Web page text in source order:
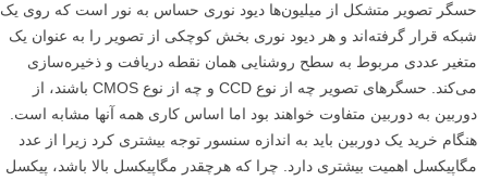
حسگر تصویر متشکل از میلیون‌ها دیود نوری حساس به نور است که روی یک
شبکه قرار گرفته‌اند و هر دیود نوری بخش کوچکی از تصویر را به عنوان یک
متغیر عددی مربوط به سطح روشنایی همان نقطه دریافت و ذخیره‌سازی
می‌کند. حسگرهای تصویر چه از نوع CCD و چه از نوع CMOS باشند، از
دوربین به دوربین متفاوت خواهند بود اما اساس کاری همه آنها مشابه است.
هنگام خرید یک دوربین باید به اندازه سنسور توجه بیشتری کرد زیرا از عدد
مگاپیکسل اهمیت بیشتری دارد. چرا که هرچقدر مگاپیکسل بالا باشد، پیکسل